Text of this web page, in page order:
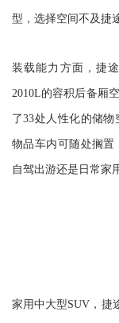
型，选择空间不及捷
装载能力方面，捷
2010L的容积后备厢
了33处人性化的储
物品车内可随处搁置
自驾出游还是日常家
家用中大型SUV，捷